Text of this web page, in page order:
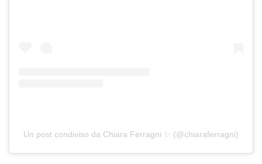
Un post condiviso da Chiara Ferragni ✨ (@chiaraferragni)